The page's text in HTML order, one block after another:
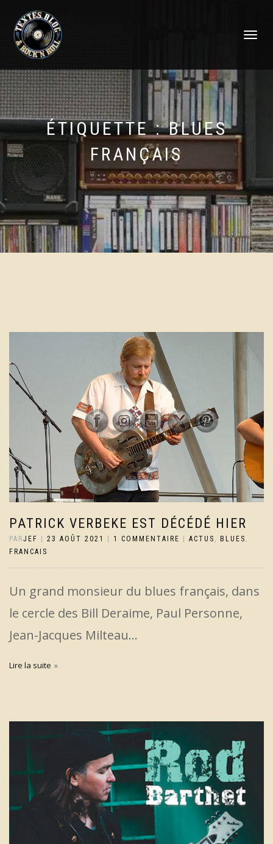
DÉPLIER
ÉTIQUETTE :BLUES
FRANÇAIS
PATRICK VERBEKE EST DÉCÉDÉ HIER
PARJEF | 23 AOÛT 2021 | 1 COMMENTAIRE | ACTUS BLUES
FRANCAIS
Un grand monsieur du blues français, dans
le cercle des Bill Deraime, Paul Personne,
Jean-Jacques Milteau…
Lire la suite